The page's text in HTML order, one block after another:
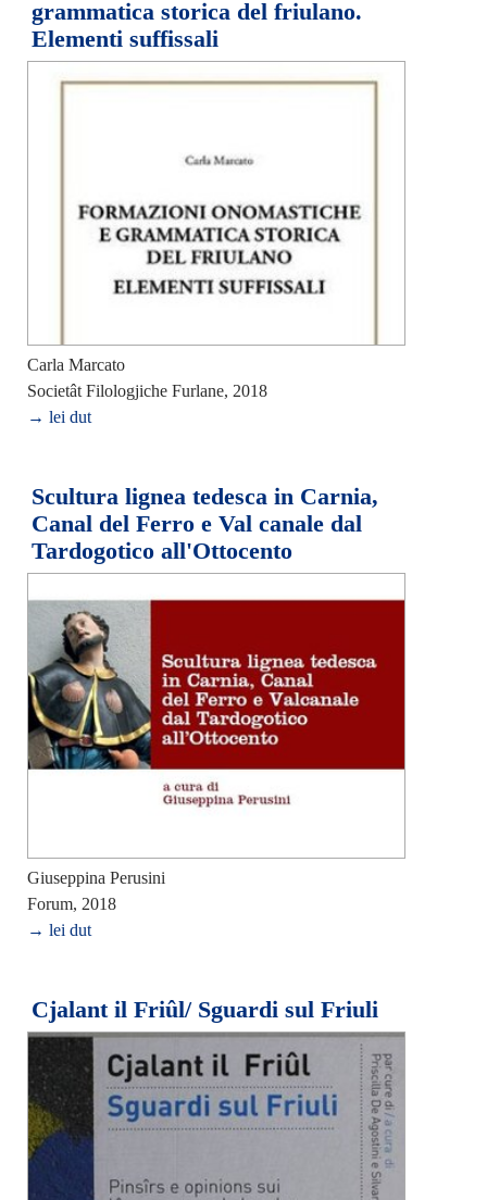
grammatica storica del friulano.
Elementi suffissali
Carla Marcato
Societât Filologjiche Furlane, 2018
→ lei dut
Scultura lignea tedesca in Carnia,
Canal del Ferro e Val canale dal
Tardogotico all'Ottocento
Giuseppina Perusini
Forum, 2018
→ lei dut
Cjalant il Friûl/ Sguardi sul Friuli